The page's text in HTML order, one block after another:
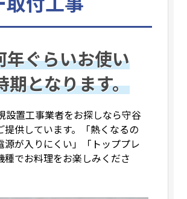
年ぐらいお使い
期となります。
設置工事業者をお探しなら守谷
供しています。「熱くなるの
が入りにくい」「トッププレ
でお料理をお楽しみくださ